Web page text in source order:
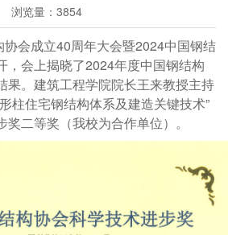
浏览量：3854
会成立40周年大会暨2024中国钢结
，会上揭晓了2024年度中国钢结构
果。建筑工程学院院长王来教授主持
柱住宅钢结构体系及建造关键技术”
二等奖（我校为合作单位）。